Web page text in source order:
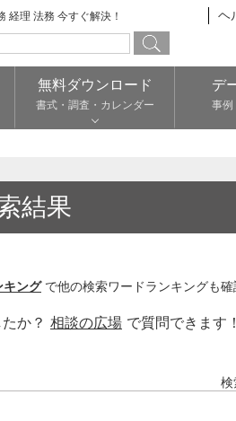
経理 法務 今すぐ解決！ ヘ
無料ダウンロード
書式・調査・カレンダー
デ
事例
結果
キングで他の検索ワードランキングも確
か？ 相談の広場 で質問できます！
検